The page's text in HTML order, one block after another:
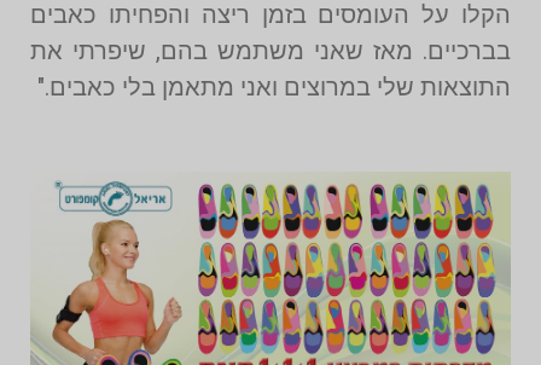
הקלו על העומסים בזמן ריצה והפחיתו כאבים
בברכיים. מאז שאני משתמש בהם, שיפרתי את
התוצאות שלי במרוצים ואני מתאמן בלי כאבים."